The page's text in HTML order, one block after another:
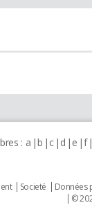
: a b c d e f
Societé Données
©